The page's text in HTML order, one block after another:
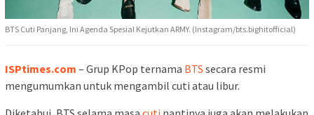
BTS Cuti Panjang, Ini Agenda Spesial Kejutkan ARMY. (Instagram/bts.bighitofficial)
ISPtimes.com – Grup KPop ternama BTS secara resmi
mengumumkan untuk mengambil cuti atau libur.